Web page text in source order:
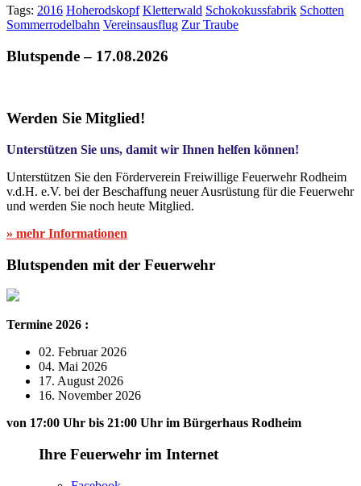
Tags: 2016 Hoherodskopf Kletterwald Schokokussfabrik Schotten
Sommerrodelbahn Vereinsausflug Zur Traube
Blutspende – 17.08.2026
Werden Sie Mitglied!
Unterstützen Sie uns, damit wir Ihnen helfen können!
Unterstützen Sie den Förderverein Freiwillige Feuerwehr Rodheim
v.d.H. e.V. bei der Beschaffung neuer Ausrüstung für die Feuerwehr
und werden Sie noch heute Mitglied.
» mehr Informationen
Blutspenden mit der Feuerwehr
Termine 2026 :
02. Februar 2026
04. Mai 2026
17. August 2026
16. November 2026
von 17:00 Uhr bis 21:00 Uhr im Bürgerhaus Rodheim
Ihre Feuerwehr im Internet